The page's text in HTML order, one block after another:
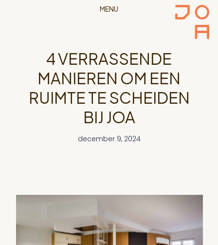
MENU
4 VERRASSENDE
MANIEREN OM EEN
RUIMTE TE SCHEIDEN
BIJ JOA
december 9, 2024